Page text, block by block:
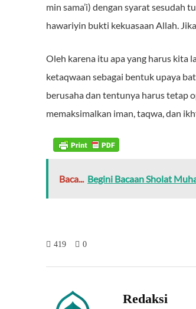
min sama’i) dengan syarat
hawariyin bukti kekuasaan Allah.
Oleh karena itu apa yang harus kita
ketaqwaan sebagai bentuk upaya
berusaha dan tentunya harus tetap
memaksimalkan iman, taqwa, dan
Baca... Begini Bacaan Sholat
419 0
Redaksi